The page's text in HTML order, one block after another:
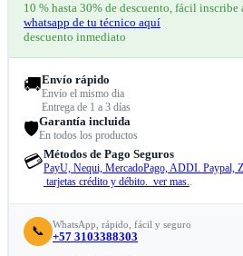
10 % hasta 30% de descuento, fácil
whatsapp de tu técnico aquí
descuento inmediato
🚚Envío rápido
Envío el mismo dia
Entrega de 1 a 3 días
🛡️Garantía incluida
En todos los productos
💳Métodos de Pago Seguros
PayU, Nequi, MercadoPago, ADDI. Paypal,
tarjetas crédito y débito. ver mas..
📞 WhatsApp, rápido, fácil y seguro
+57 3103388303